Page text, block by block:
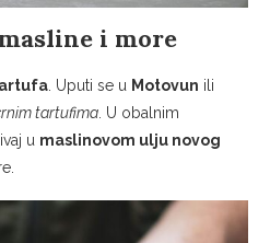
i more
. Uputi se u Motovun ili
tartufima . U obalnim
u maslinovom ulju novog